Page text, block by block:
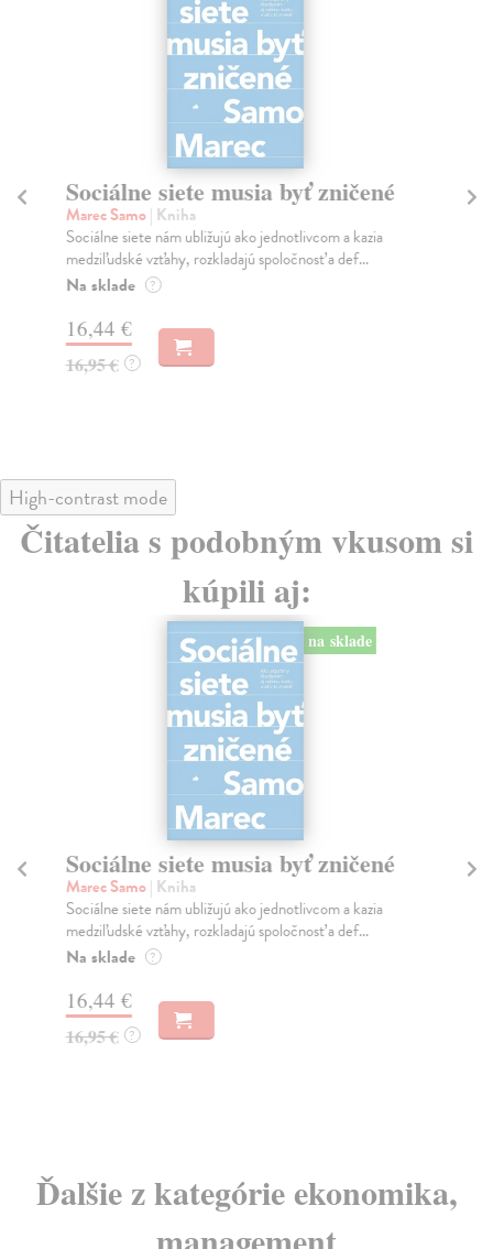
Sociálne siete musia byť zničené
Marec Samo| Kniha
Sociálne siete nám ubližujú ako jednotlivcom a kazia
medziľudské vzťahy, rozkladajú spoločnosť a def...
Na sklade ?
16,44 €
16,95 € ?
High-contrast mode
Čitatelia s podobným vkusom si
kúpili aj:
na sklade
Sociálne siete musia byť zničené
Marec Samo| Kniha
Sociálne siete nám ubližujú ako jednotlivcom a kazia
medziľudské vzťahy, rozkladajú spoločnosť a def...
Na sklade ?
16,44 €
16,95 € ?
Ďalšie z kategórie ekonomika,